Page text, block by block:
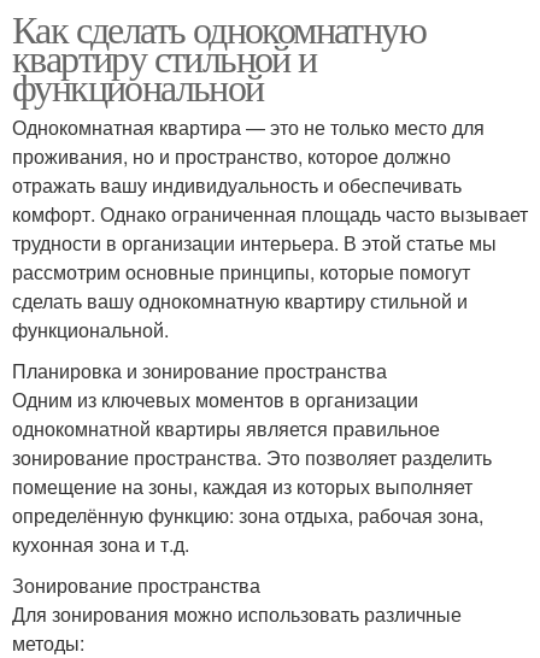
Как сделать однокомнатную
квартиру стильной и
функциональной
Однокомнатная квартира — это не только место для
проживания, но и пространство, которое должно
отражать вашу индивидуальность и обеспечивать
комфорт. Однако ограниченная площадь часто вызывает
трудности в организации интерьера. В этой статье мы
рассмотрим основные принципы, которые помогут
сделать вашу однокомнатную квартиру стильной и
функциональной.
Планировка и зонирование пространства
Одним из ключевых моментов в организации
однокомнатной квартиры является правильное
зонирование пространства. Это позволяет разделить
помещение на зоны, каждая из которых выполняет
определённую функцию: зона отдыха, рабочая зона,
кухонная зона и т.д.
Зонирование пространства
Для зонирования можно использовать различные
методы: